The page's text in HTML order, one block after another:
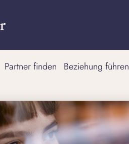
Partner finden Beziehung führen